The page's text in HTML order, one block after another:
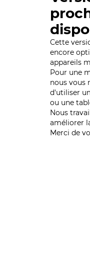
Cette
encore
appareils
Pour une
nous vous
d'utiliser
ou une
Nous
améliorer
Merci de